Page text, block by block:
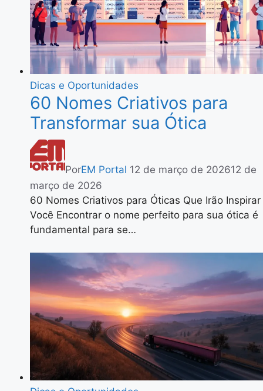
Dicas e Oportunidades
60 Nomes Criativos para
Transformar sua Ótica
PorEM Portal 12 de março de 202612 de
março de 2026
60 Nomes Criativos para Óticas Que Irão Inspirar
Você Encontrar o nome perfeito para sua ótica é
fundamental para se…